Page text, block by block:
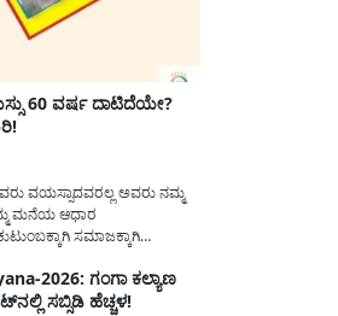
60 ವರ್ಷ ದಾಟಿದೆಯೇ?
ವಯಸ್ಸಾದವರಲ್ಲ ಅವರು ನಮ್ಮ
ಮನೆಯ ಆಧಾರ
ಸಮಾಜಕ್ಕಾಗಿ
ಕನಸಾಗಿರುತ್ತದೆ ಆದ್ದರಿಂದ
2026: ಗಂಗಾ ಕಲ್ಯಾಣ
ಸಬ್ಸಿಡಿ ಹೆಚ್ಚಳ!